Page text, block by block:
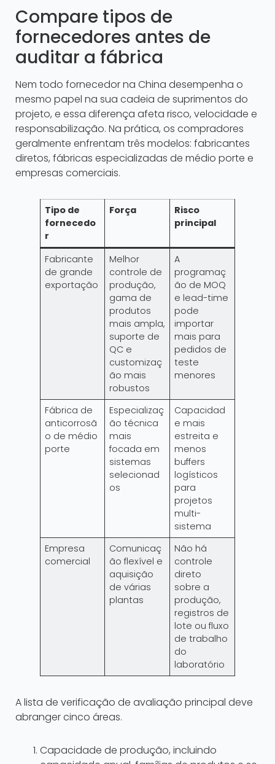
Compare tipos de
fornecedores antes de
auditar a fábrica
Nem todo fornecedor na China desempenha o
mesmo papel na sua cadeia de suprimentos do
projeto, e essa diferença afeta risco, velocidade e
responsabilização. Na prática, os compradores
geralmente enfrentam três modelos: fabricantes
diretos, fábricas especializadas de médio porte e
empresas comerciais.
Tipo de
fornecedo
r
Força
Risco
principal
Fabricante
de grande
exportação
Melhor
controle de
produção,
gama de
produtos
mais ampla,
suporte de
QC e
customizaç
ão mais
robustos
A
programaç
ão de MOQ
e lead-time
pode
importar
mais para
pedidos de
teste
menores
Fábrica de
anticorrosã
o de médio
porte
Especializaç
ão técnica
mais
focada em
sistemas
selecionad
os
Capacidad
e mais
estreita e
menos
buffers
logísticos
para
projetos
multi-
sistema
Empresa
comercial
Comunicaç
ão flexível e
aquisição
de várias
plantas
Não há
controle
direto
sobre a
produção,
registros de
lote ou fluxo
de trabalho
do
laboratório
A lista de verificação de avaliação principal deve
abranger cinco áreas.
Capacidade de produção, incluindo